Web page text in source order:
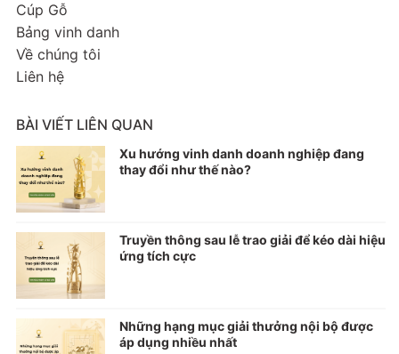
Cúp Gỗ
Bảng vinh danh
Về chúng tôi
Liên hệ
BÀI VIẾT LIÊN QUAN
Xu hướng vinh danh doanh nghiệp đang
thay đổi như thế nào?
Truyền thông sau lễ trao giải để kéo dài hiệu
ứng tích cực
Những hạng mục giải thưởng nội bộ được
áp dụng nhiều nhất